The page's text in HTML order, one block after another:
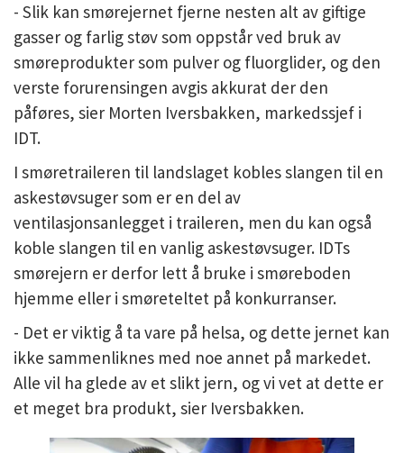
- Slik kan smørejernet fjerne nesten alt av giftige
gasser og farlig støv som oppstår ved bruk av
smøreprodukter som pulver og fluorglider, og den
verste forurensingen avgis akkurat der den
påføres, sier Morten Iversbakken, markedssjef i
IDT.
I smøretraileren til landslaget kobles slangen til en
askestøvsuger som er en del av
ventilasjonsanlegget i traileren, men du kan også
koble slangen til en vanlig askestøvsuger. IDTs
smørejern er derfor lett å bruke i smøreboden
hjemme eller i smøreteltet på konkurranser.
- Det er viktig å ta vare på helsa, og dette jernet kan
ikke sammenliknes med noe annet på markedet.
Alle vil ha glede av et slikt jern, og vi vet at dette er
et meget bra produkt, sier Iversbakken.